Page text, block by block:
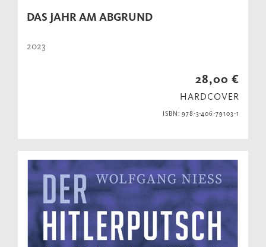
DAS JAHR AM ABGRUND
2023
28,00 €
HARDCOVER
ISBN: 978-3-406-79103-1